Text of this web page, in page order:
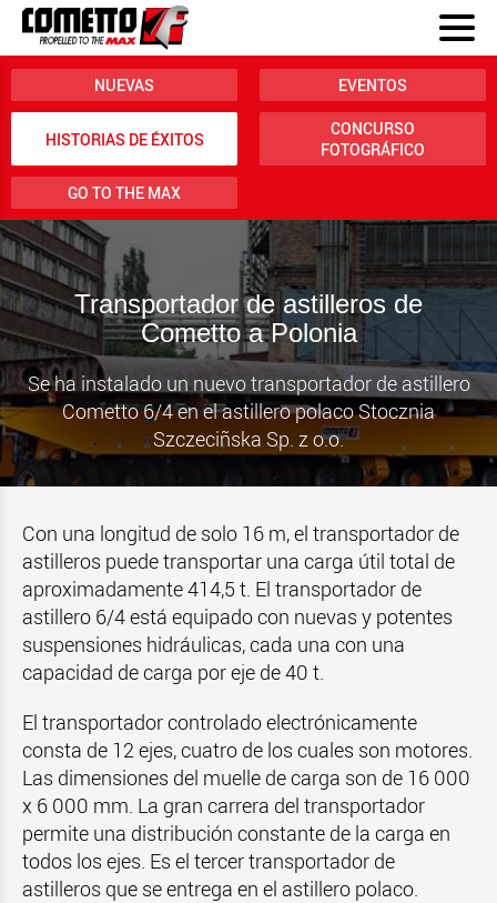
NUEVAS EVENTOS
HISTORIAS DE ÉXITOS
CONCURSO
FOTOGRÁFICO
GO TO THE MAX
Transportador de astilleros de
Cometto a Polonia
Se ha instalado un nuevo transportador de astillero
Cometto 6/4 en el astillero polaco Stocznia
Szczeciñska Sp. z o.o.
Con una longitud de solo 16 m, el transportador de
astilleros puede transportar una carga útil total de
aproximadamente 414,5 t. El transportador de
astillero 6/4 está equipado con nuevas y potentes
suspensiones hidráulicas, cada una con una
capacidad de carga por eje de 40 t.
El transportador controlado electrónicamente
consta de 12 ejes, cuatro de los cuales son motores.
Las dimensiones del muelle de carga son de 16 000
x 6 000 mm. La gran carrera del transportador
permite una distribución constante de la carga en
todos los ejes. Es el tercer transportador de
astilleros que se entrega en el astillero polaco.